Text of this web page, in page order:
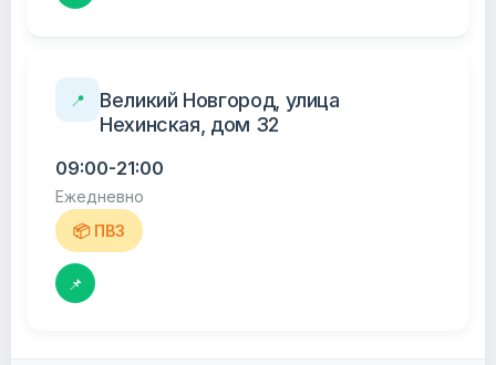
📍
Великий Новгород, улица
Нехинская, дом 32
09:00-21:00
Ежедневно
📦 ПВЗ
📌